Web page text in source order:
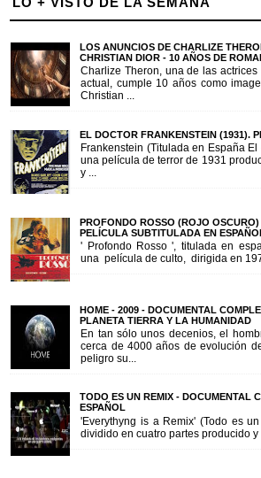
LOS ANUNCIOS DE CHARLIZE
CHRISTIAN DIOR - 10 AÑOS DE
Charlize Theron, una de las
actual, cumple 10 años como
Christian ...
EL DOCTOR FRANKENSTEIN (1931).
Frankenstein (Titulada en España
una película de terror de 1931
y ...
PROFONDO ROSSO (ROJO
PELÍCULA SUBTITULADA EN
' Profondo Rosso ', titulada en
una película de culto, dirigida en
HOME - 2009 - DOCUMENTAL
PLANETA TIERRA Y LA HUMANIDAD
En tan sólo unos decenios, el
cerca de 4000 años de evolución
peligro su...
TODO ES UN REMIX - DOCUMENTAL
ESPAÑOL
'Everythyng is a Remix' (Todo es
dividido en cuatro partes producido y